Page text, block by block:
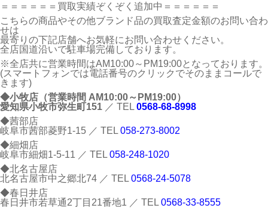
＝＝＝＝＝＝買取実績ぞくぞく追加中＝＝＝＝＝＝
こちらの商品やその他ブランド品の買取査定金額のお問い合わ
せは
最寄りの下記店舗へお気軽にお問い合わせください。
全店国道沿いで駐車場完備しております。
※全店共に営業時間はAM10:00～PM19:00となっております。
(スマートフォンでは電話番号のクリックでそのままコールで
きます)
◆小牧店（営業時間 AM10:00～PM19:00）
愛知県小牧市弥生町151 ／ TEL 0568-68-8998
◆茜部店
岐阜市茜部菱野1-15 ／ TEL 058-273-8002
◆細畑店
岐阜市細畑1-5-11 ／ TEL 058-248-1020
◆北名古屋店
北名古屋市中之郷北74 ／ TEL 0568-24-5078
◆春日井店
春日井市若草通2丁目21番地1 ／ TEL 0568-33-8555